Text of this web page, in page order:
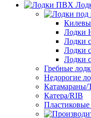
Лодки
Лодки
Лодки
Лодки
Гребные
Недорогие
Катамараны/
Катера/RIB
Пластиковые